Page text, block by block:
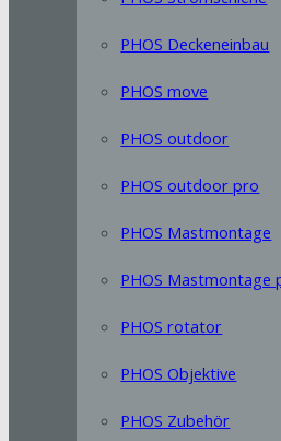
PHOS Deckeneinbau
PHOS move
PHOS outdoor
PHOS outdoor pro
PHOS Mastmontage
PHOS Mastmontage
PHOS rotator
PHOS Objektive
PHOS Zubehör